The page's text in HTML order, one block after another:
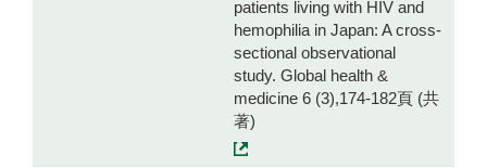
patients living with HIV and
hemophilia in Japan: A cross-
sectional observational
study. Global health &
medicine 6 (3),174-182頁 (共
著)